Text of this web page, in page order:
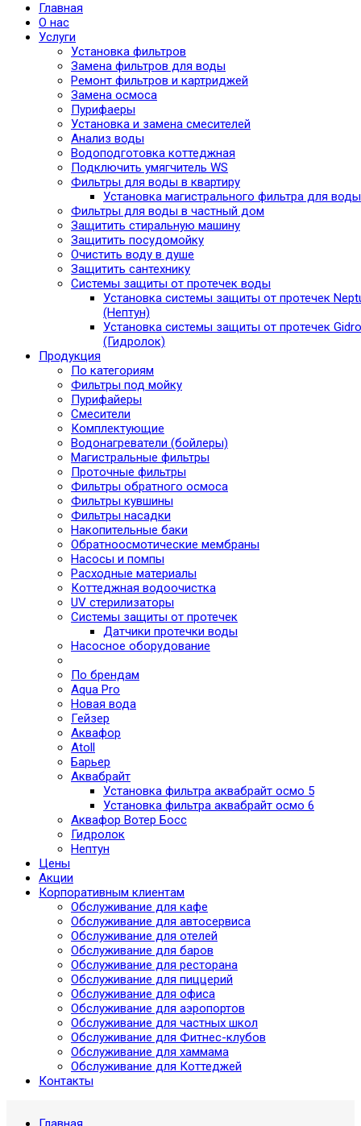
Главная
О нас
Услуги
Установка фильтров
Замена фильтров для воды
Ремонт фильтров и картриджей
Замена осмоса
Пурифаеры
Установка и замена смесителей
Анализ воды
Водоподготовка коттеджная
Подключить умягчитель WS
Фильтры для воды в квартиру
Установка магистрального фильтра для воды
Фильтры для воды в частный дом
Защитить стиральную машину
Защитить посудомойку
Очистить воду в душе
Защитить сантехнику
Системы защиты от протечек воды
Установка системы защиты от протечек
(Нептун)
Установка системы защиты от протечек
(Гидролок)
Продукция
По категориям
Фильтры под мойку
Пурифайеры
Смесители
Комплектующие
Водонагреватели (бойлеры)
Магистральные фильтры
Проточные фильтры
Фильтры обратного осмоса
Фильтры кувшины
Фильтры насадки
Накопительные баки
Обратноосмотические мембраны
Насосы и помпы
Расходные материалы
Коттеджная водоочистка
UV стерилизаторы
Системы защиты от протечек
Датчики протечки воды
Насосное оборудование
По брендам
Aqua Pro
Новая вода
Гейзер
Аквафор
Atoll
Барьер
Аквабрайт
Установка фильтра аквабрайт осмо 5
Установка фильтра аквабрайт осмо 6
Аквафор Вотер Босс
Гидролок
Нептун
Цены
Акции
Корпоративным клиентам
Обслуживание для кафе
Обслуживание для автосервиса
Обслуживание для отелей
Обслуживание для баров
Обслуживание для ресторана
Обслуживание для пиццерий
Обслуживание для офиса
Обслуживание для аэропортов
Обслуживание для частных школ
Обслуживание для Фитнес-клубов
Обслуживание для хаммама
Обслуживание для Коттеджей
Контакты